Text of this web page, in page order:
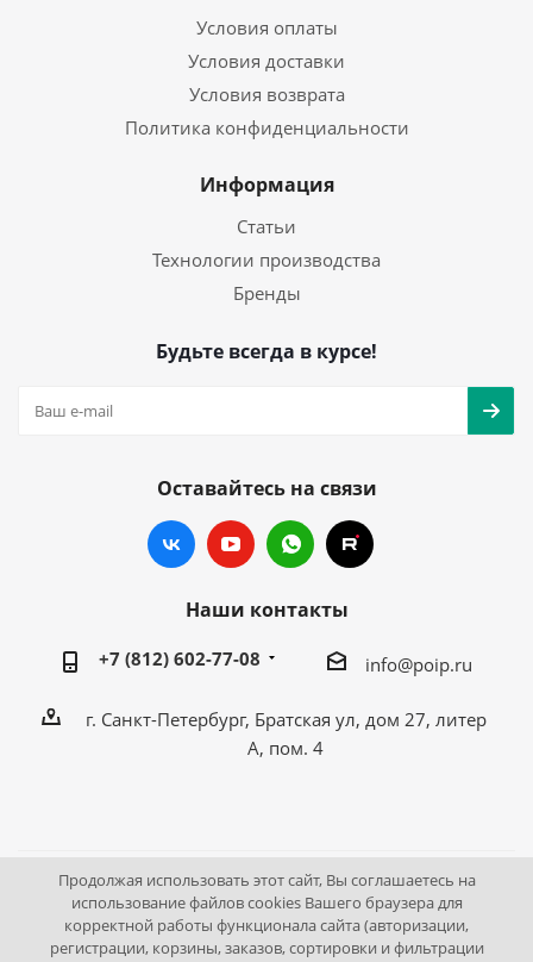
Условия оплаты
Условия доставки
Условия возврата
Политика конфиденциальности
Информация
Статьи
Технологии производства
Бренды
Будьте всегда в курсе!
Оставайтесь на связи
Наши контакты
+7 (812) 602-77-08 info@poip.ru
г. Санкт-Петербург, Братская ул, дом 27, литер
А, пом. 4
2009 - 2026 © Промышленное оборудование Интернет
портал.
Продолжая использовать этот сайт, Вы соглашаетесь на
использование файлов cookies Вашего браузера для
корректной работы функционала сайта (авторизации,
регистрации, корзины, заказов, сортировки и фильтрации